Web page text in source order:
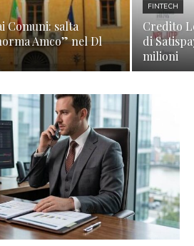
Comuni: salta
Amco” nel Dl
FINTECH
Credito
di
milioni